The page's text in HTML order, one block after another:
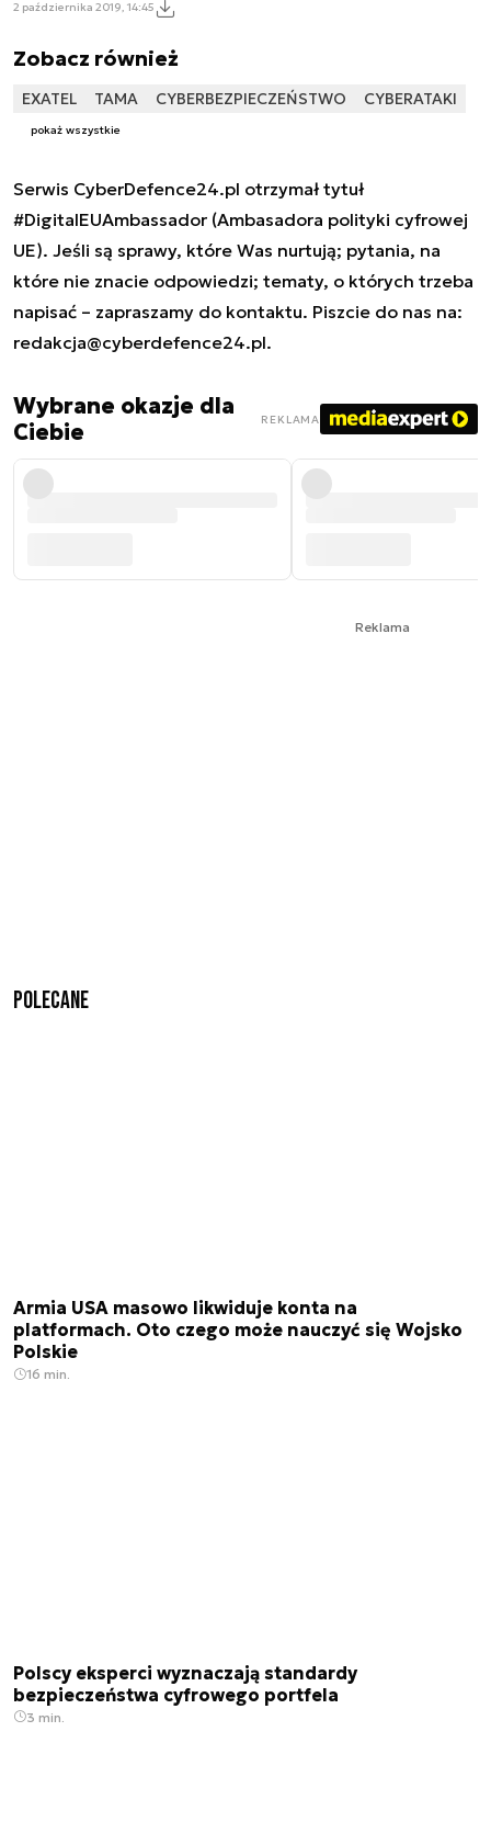
2 października 2019, 14:45
Zobacz również
EXATEL TAMA CYBERBEZPIECZEŃSTWO CYBERATAKI
pokaż wszystkie
Serwis CyberDefence24.pl otrzymał tytuł
#DigitalEUAmbassador (Ambasadora polityki cyfrowej
UE). Jeśli są sprawy, które Was nurtują; pytania, na
które nie znacie odpowiedzi; tematy, o których trzeba
napisać – zapraszamy do kontaktu. Piszcie do nas na:
redakcja@cyberdefence24.pl.
Wybrane okazje dla
Ciebie
REKLAMA
Reklama
Polecane
Armia USA masowo likwiduje konta na
platformach. Oto czego może nauczyć się Wojsko
Polskie
16 min.
Polscy eksperci wyznaczają standardy
bezpieczeństwa cyfrowego portfela
3 min.